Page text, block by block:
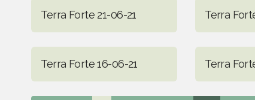
Terra Forte 21-06-21 Terra
Terra Forte 16-06-21 Terra